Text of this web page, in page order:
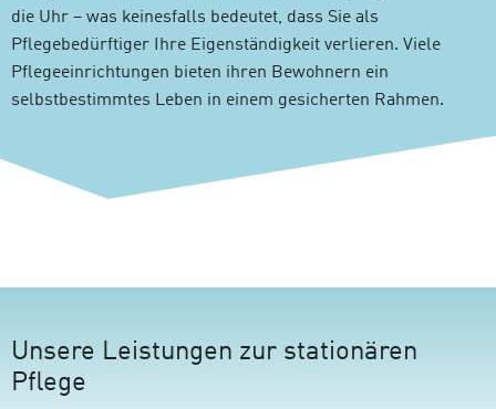
die Uhr – was keinesfalls bedeutet, dass Sie als
Pflegebedürftiger Ihre Eigenständigkeit verlieren. Viele
Pflegeeinrichtungen bieten ihren Bewohnern ein
selbstbestimmtes Leben in einem gesicherten Rahmen.
Unsere Leistungen zur stationären
Pflege